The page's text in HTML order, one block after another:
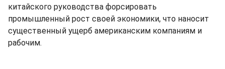
китайского руководства форсировать
промышленный рост своей экономики, что наносит
существенный ущерб американским компаниям и
рабочим.